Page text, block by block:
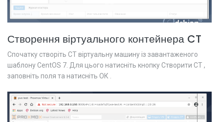
Створення віртуального контейнера CT
Спочатку створіть CT віртуальну машину із завантаженого
шаблону CentOS 7. Для цього натисніть кнопку Створити CT ,
заповніть поля та натисніть ОК .